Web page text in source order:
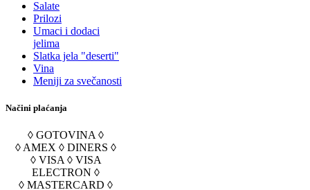
Salate
Prilozi
Umaci i dodaci
jelima
Slatka jela "deserti"
Vina
Meniji za svečanosti
Načini plaćanja
◊ GOTOVINA ◊
◊ AMEX ◊ DINERS ◊
◊ VISA ◊ VISA
ELECTRON ◊
◊ MASTERCARD ◊